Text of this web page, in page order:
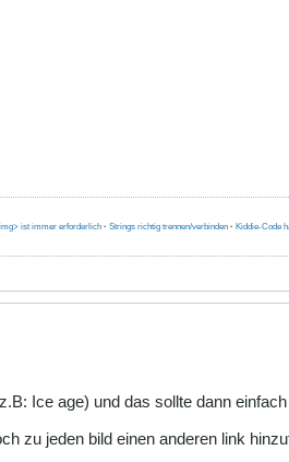
ist immer erforderlich · Strings richtig trennen/verbinden · Kiddie-Code
Ice age) und das sollte dann
zu jeden bild einen anderen link